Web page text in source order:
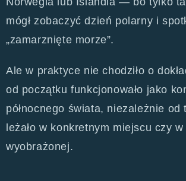
mógł zobaczyć dzień polarny i
„zamarznięte morze”.
Ale w praktyce nie chodziło o
od początku funkcjonowało jako
północnego świata, niezależnie od
leżało w konkretnym miejscu czy
wyobrażonej.